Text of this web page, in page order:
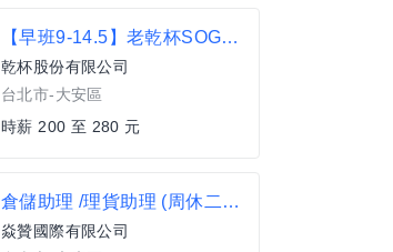
【早班9-14.5】老乾杯SOGO復興店-內場兼職 最高時薪280元
乾杯股份有限公司
台北市-大安區
時薪 200 至 280 元
倉儲助理 /理貨助理 (周休二日班)
焱贊國際有限公司